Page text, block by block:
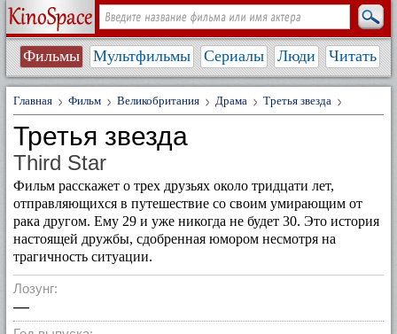
Фильмы Мультфильмы Сериалы Люди Читать
Главная Фильм Великобритания Драма Третья звезда
Третья звезда
Third Star
Фильм расскажет о трех друзьях около тридцати лет,
отправляющихся в путешествие со своим умирающим от
рака другом. Ему 29 и уже никогда не будет 30. Это история
настоящей дружбы, сдобренная юмором несмотря на
трагичность ситуации.
Лозунг:
—